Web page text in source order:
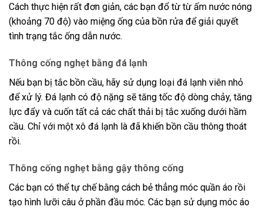
Cách thực hiện rất đơn giản, các bạn đổ từ từ ấm nước nóng
(khoảng 70 độ) vào miệng ống của bồn rửa để giải quyết
tình trạng tắc ống dẫn nước.
Thông cống nghẹt bằng đá lạnh
Nếu bạn bị tắc bồn cầu, hãy sử dụng loại đá lạnh viên nhỏ
để xử lý. Đá lạnh có độ nặng sẽ tăng tốc độ dòng chảy, tăng
lực đẩy và cuốn tất cả các chất thải bị tắc xuống dưới hầm
cầu. Chỉ với một xô đá lạnh là đã khiến bồn cầu thông thoát
rồi.
Thông cống nghẹt bằng gậy thông cống
Các bạn có thể tự chế bằng cách bẻ thẳng móc quần áo rồi
tạo hình lưỡi câu ở phần đầu móc. Các bạn sử dụng móc áo